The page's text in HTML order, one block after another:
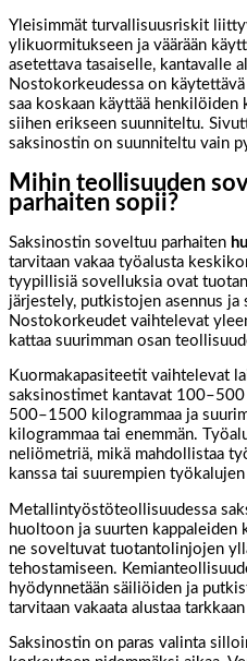
Yleisimmät turvallisuusriskit
ylikuormitukseen ja väärään
asetettava tasaiselle, kantavalle
Nostokorkeudessa on
saa koskaan käyttää
siihen erikseen suunniteltu.
saksinostin on suunniteltu vain
Mihin teollisuuden
parhaiten sopii?
Saksinostin soveltuu parhaiten
tarvitaan vakaa työalusta
tyypillisiä sovelluksia ovat
järjestely, putkistojen asennus
Nostokorkeudet vaihtelevat
kattaa suurimman osan
Kuormakapasiteetit vaihtelevat
saksinostimet kantavat
500–1500 kilogrammaa ja
kilogrammaa tai enemmän.
neliömetriä, mikä mahdollistaa
kanssa tai suurempien
Metallintyöstöteollisuudessa
huoltoon ja suurten kappaleiden
ne soveltuvat tuotantolinjojen
tehostamiseen.
hyödynnetään säiliöiden ja
tarvitaan vakaata alustaa
Saksinostin on paras valinta